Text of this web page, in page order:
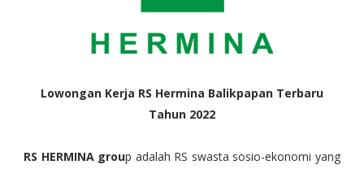
Lowongan Kerja RS Hermina Balikpapan Terbaru
Tahun 2022
RS HERMINA group adalah RS swasta sosio-ekonomi yang